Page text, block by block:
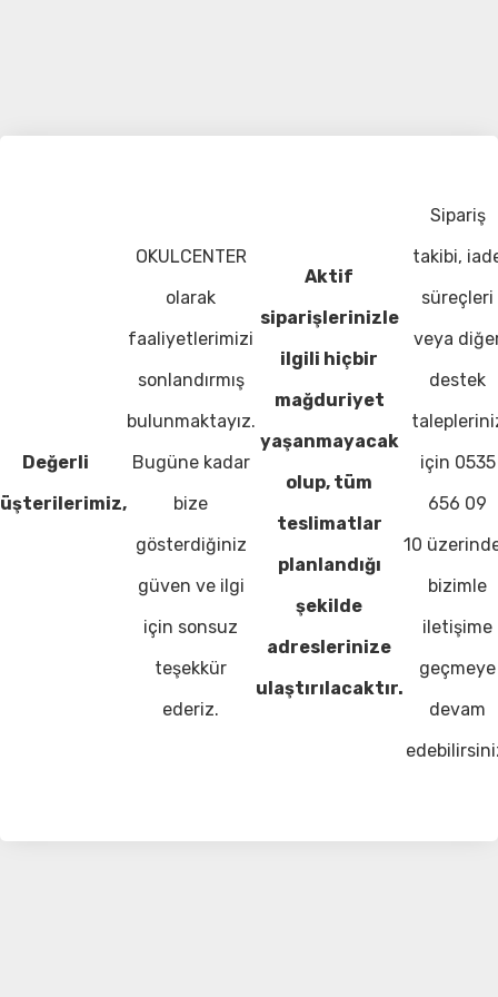
Değerli
OKULCENTER
olarak
faaliyetlerimizi
sonlandırmış
bulunmaktayız.
Bugüne kadar
bize
gösterdiğiniz
güven ve ilgi
için sonsuz
teşekkür
ederiz.
Aktif
siparişlerinizle
ilgili hiçbir
mağduriyet
yaşanmayacak
olup, tüm
teslimatlar
planlandığı
şekilde
adreslerinize
ulaştırılacaktır.
Sipariş
takibi,
süreçleri
veya
destek
için 0535
656 09
10
bizimle
iletişime
geçmeye
devam